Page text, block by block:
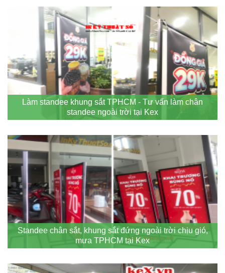
Làm standee khung sắt TPHCM - Tư vấn làm chân
standee ngoài trời tại Kex
Standee chân sắt, khung sắt đứng ngoài trời chịu gió,
mưa TPHCM tại Kex